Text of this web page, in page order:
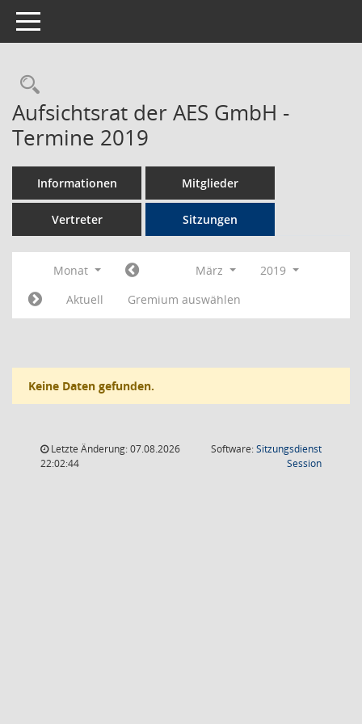
Toggle navigation
Rechercheauswahl
Aufsichtsrat der AES GmbH -
Termine 2019
Informationen Mitglieder
Vertreter Sitzungen
Monat März
2019
Aktuell
Gremium auswählen
Keine Daten gefunden.
Letzte Änderung: 07.08.2026
22:02:44
Software:Sitzungsdienst
Session(Wird in